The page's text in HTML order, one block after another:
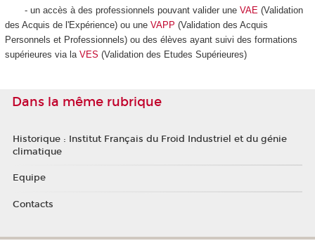
- un accès à des professionnels pouvant valider une VAE (Validation
des Acquis de l'Expérience) ou une VAPP (Validation des Acquis
Personnels et Professionnels) ou des élèves ayant suivi des formations
supérieures via la VES (Validation des Etudes Supérieures)
Dans la même rubrique
Historique : Institut Français du Froid Industriel et du génie
climatique
Equipe
Contacts